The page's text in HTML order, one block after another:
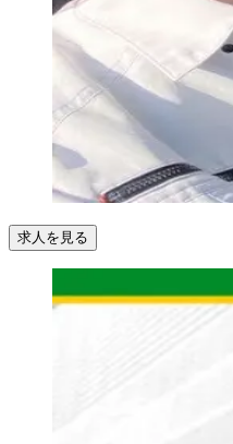
求人を見る